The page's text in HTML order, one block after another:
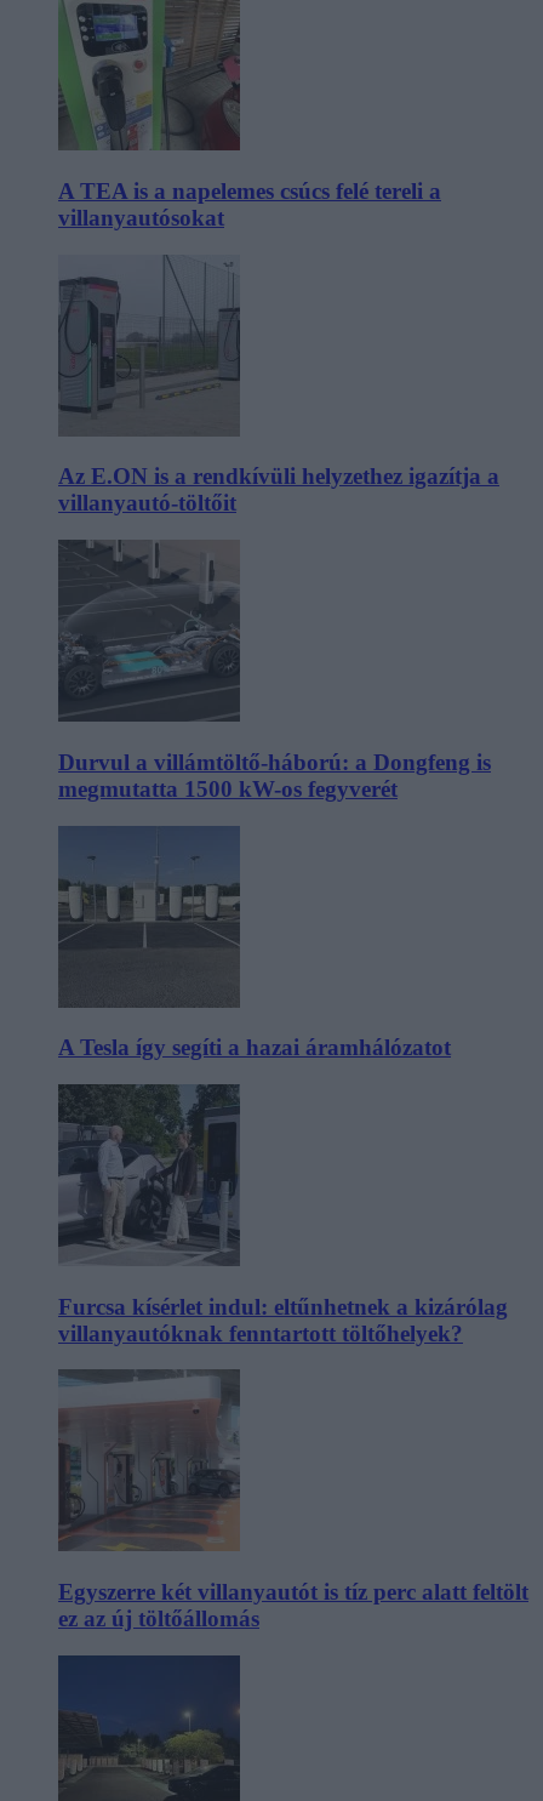
A TEA is a napelemes csúcs felé tereli a
villanyautósokat
Az E.ON is a rendkívüli helyzethez igazítja a
villanyautó-töltőit
Durvul a villámtöltő-háború: a Dongfeng is
megmutatta 1500 kW-os fegyverét
A Tesla így segíti a hazai áramhálózatot
Furcsa kísérlet indul: eltűnhetnek a kizárólag
villanyautóknak fenntartott töltőhelyek?
Egyszerre két villanyautót is tíz perc alatt feltölt
ez az új töltőállomás